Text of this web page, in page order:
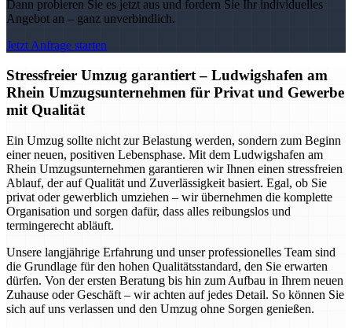
Dann probieren Sie es jetzt aus und fordern Sie Ihr individuelles
Angebot an – ganz unverbindlich.
Jetzt Anfrage starten
Stressfreier Umzug garantiert – Ludwigshafen am
Rhein Umzugsunternehmen für Privat und Gewerbe
mit Qualität
Ein Umzug sollte nicht zur Belastung werden, sondern zum Beginn
einer neuen, positiven Lebensphase. Mit dem Ludwigshafen am
Rhein Umzugsunternehmen garantieren wir Ihnen einen stressfreien
Ablauf, der auf Qualität und Zuverlässigkeit basiert. Egal, ob Sie
privat oder gewerblich umziehen – wir übernehmen die komplette
Organisation und sorgen dafür, dass alles reibungslos und
termingerecht abläuft.
Unsere langjährige Erfahrung und unser professionelles Team sind
die Grundlage für den hohen Qualitätsstandard, den Sie erwarten
dürfen. Von der ersten Beratung bis hin zum Aufbau in Ihrem neuen
Zuhause oder Geschäft – wir achten auf jedes Detail. So können Sie
sich auf uns verlassen und den Umzug ohne Sorgen genießen.